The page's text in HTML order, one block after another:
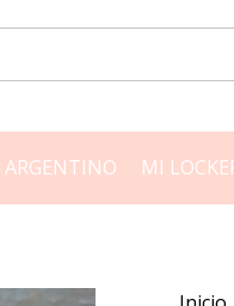
ARGENTINO MI